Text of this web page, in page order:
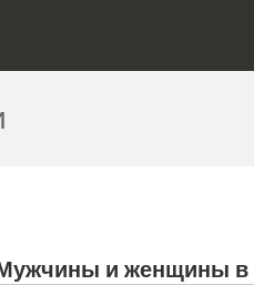
и женщины в